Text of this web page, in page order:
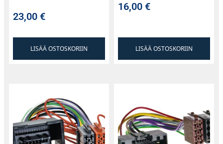
23,00€
LISÄÄ OSTOSKORIIN
16,00€
LISÄÄ OSTOSKORIIN